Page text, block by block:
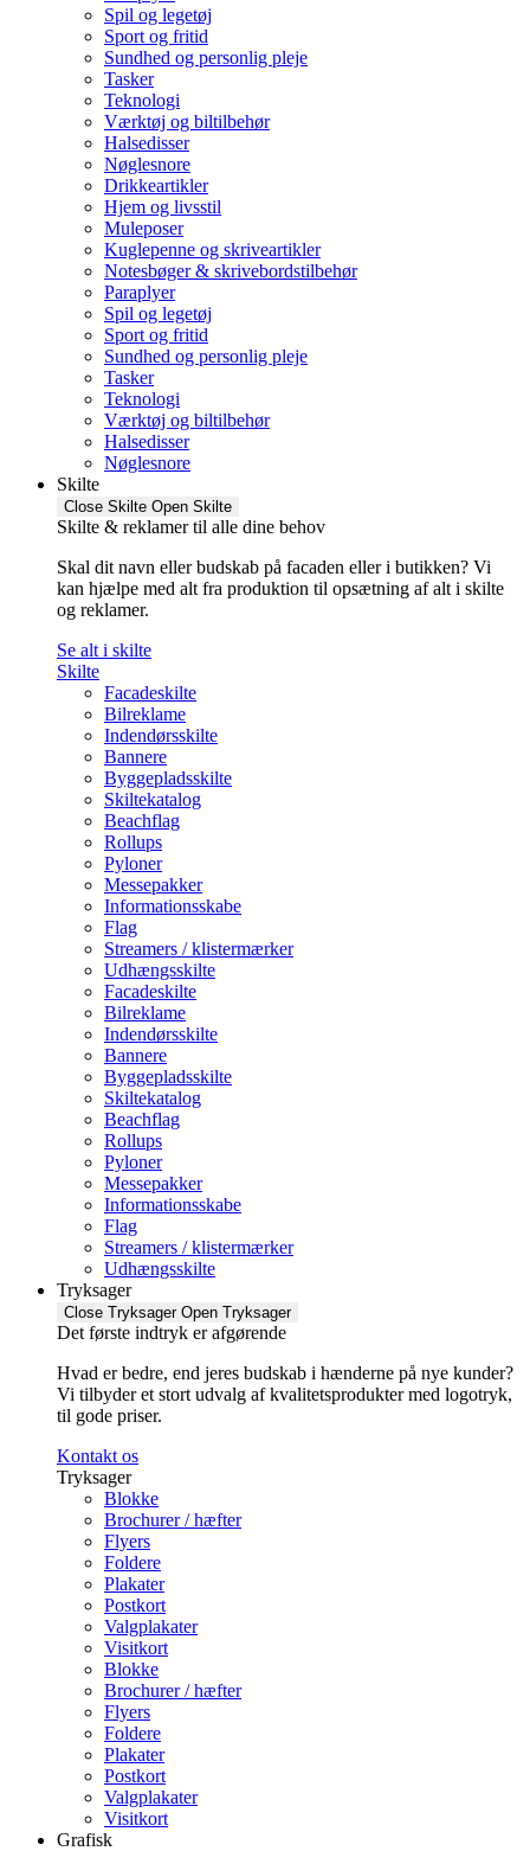
Spil og legetøj
Sport og fritid
Sundhed og personlig pleje
Tasker
Teknologi
Værktøj og biltilbehør
Halsedisser
Nøglesnore
Drikkeartikler
Hjem og livsstil
Muleposer
Kuglepenne og skriveartikler
Notesbøger & skrivebordstilbehør
Paraplyer
Spil og legetøj
Sport og fritid
Sundhed og personlig pleje
Tasker
Teknologi
Værktøj og biltilbehør
Halsedisser
Nøglesnore
Skilte
Close Skilte Open Skilte
Skilte & reklamer til alle dine behov
Skal dit navn eller budskab på facaden eller i butikken? Vi
kan hjælpe med alt fra produktion til opsætning af alt i skilte
og reklamer.
Se alt i skilte
Skilte
Facadeskilte
Bilreklame
Indendørsskilte
Bannere
Byggepladsskilte
Skiltekatalog
Beachflag
Rollups
Pyloner
Messepakker
Informationsskabe
Flag
Streamers / klistermærker
Udhængsskilte
Facadeskilte
Bilreklame
Indendørsskilte
Bannere
Byggepladsskilte
Skiltekatalog
Beachflag
Rollups
Pyloner
Messepakker
Informationsskabe
Flag
Streamers / klistermærker
Udhængsskilte
Tryksager
Close Tryksager Open Tryksager
Det første indtryk er afgørende
Hvad er bedre, end jeres budskab i hænderne på nye kunder?
Vi tilbyder et stort udvalg af kvalitetsprodukter med logotryk,
til gode priser.
Kontakt os
Tryksager
Blokke
Brochurer / hæfter
Flyers
Foldere
Plakater
Postkort
Valgplakater
Visitkort
Blokke
Brochurer / hæfter
Flyers
Foldere
Plakater
Postkort
Valgplakater
Visitkort
Grafisk